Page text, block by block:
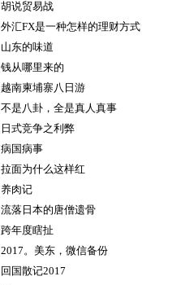
胡说贸易战
外汇FX是一种怎样的理财方式
山东的味道
钱从哪里来的
越南柬埔寨八日游
不是八卦，全是真人真事
日式竞争之利弊
病国病事
拉面为什么这样红
养肉记
流落日本的唐僧遗骨
跨年度瞎扯
2017。美东，微信备份
回国散记2017